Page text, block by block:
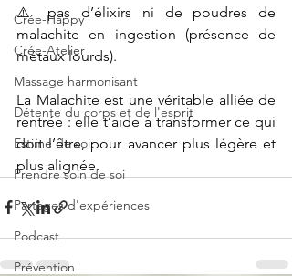
Crée-Happy
Crée-Atelier
Massage harmonisant
Détente du corps et de l'esprit
Estime de soi
Prendre soin de soi
Partages d'expériences
Podcast
Prévention
⚠️ pas d’élixirs ni de poudres de
malachite en ingestion (présence de
métaux lourds).
La Malachite est une véritable alliée de
rentrée : elle t’aide à transformer ce qui
doit l’être, pour avancer plus légère et
plus alignée.